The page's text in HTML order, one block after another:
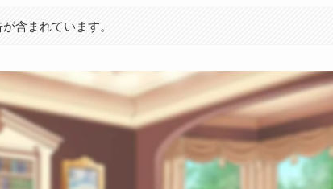
含まれています。